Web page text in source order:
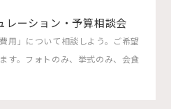
レーション・予算相談会
用」について相談しよう。ご希望
す。フォトのみ、挙式のみ、会食